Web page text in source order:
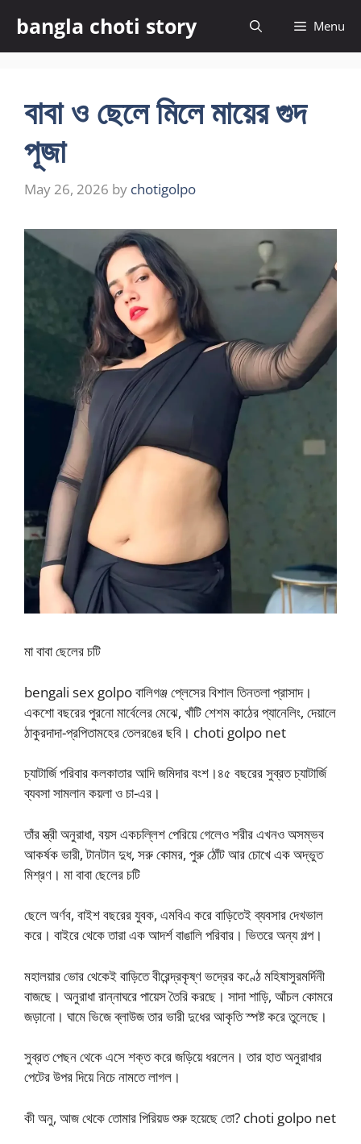
content
bangla choti story Menu
বাবা ও ছেলে মিলে মায়ের গুদ
পূজা
May 26, 2026 by chotigolpo
মা বাবা ছেলের চটি
bengali sex golpo বালিগঞ্জ প্লেসের বিশাল তিনতলা প্রাসাদ।
একশো বছরের পুরনো মার্বেলের মেঝে, খাঁটি শেশম কাঠের প্যানেলিং, দেয়ালে
ঠাকুরদাদা-প্রপিতামহের তেলরঙের ছবি। choti golpo net
চ্যাটার্জি পরিবার কলকাতার আদি জমিদার বংশ।৪৫ বছরের সুব্রত চ্যাটার্জি
ব্যবসা সামলান কয়লা ও চা-এর।
তাঁর স্ত্রী অনুরাধা, বয়স একচল্লিশ পেরিয়ে গেলেও শরীর এখনও অসম্ভব
আকর্ষক ভারী, টানটান দুধ, সরু কোমর, পুরু ঠোঁট আর চোখে এক অদ্ভুত
মিশ্রণ। মা বাবা ছেলের চটি
ছেলে অর্ণব, বাইশ বছরের যুবক, এমবিএ করে বাড়িতেই ব্যবসার দেখভাল
করে। বাইরে থেকে তারা এক আদর্শ বাঙালি পরিবার। ভিতরে অন্য গল্প।
মহালয়ার ভোর থেকেই বাড়িতে বীরেন্দ্রকৃষ্ণ ভদ্রের কণ্ঠে মহিষাসুরমর্দিনী
বাজছে। অনুরাধা রান্নাঘরে পায়েস তৈরি করছে। সাদা শাড়ি, আঁচল কোমরে
জড়ানো। ঘামে ভিজে ব্লাউজ তার ভারী দুধের আকৃতি স্পষ্ট করে তুলেছে।
সুব্রত পেছন থেকে এসে শক্ত করে জড়িয়ে ধরলেন। তার হাত অনুরাধার
পেটের উপর দিয়ে নিচে নামতে লাগল।
কী অনু, আজ থেকে তোমার পিরিয়ড শুরু হয়েছে তো? choti golpo net